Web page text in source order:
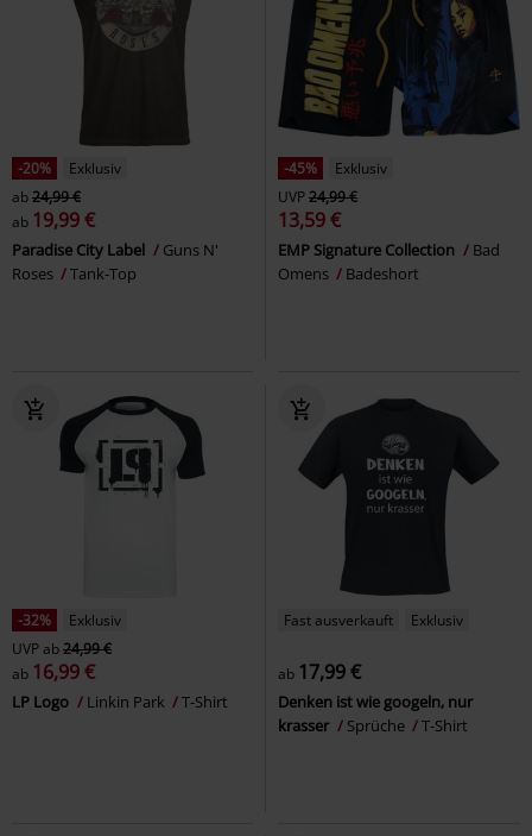
-20%
Exklusiv
ab24,99 €
ab 19,99 €
Paradise City Label
Guns N'
Roses
Tank-Top
-45%
Exklusiv
UVP24,99 €
13,59 €
EMP Signature Collection
Bad
Omens
Badeshort
-32%
Exklusiv
UVPab24,99 €
ab 16,99 €
LP Logo Linkin Park T-Shirt
Fast ausverkauft Exklusiv
ab 17,99 €
Denken ist wie googeln, nur
krasser
Sprüche T-Shirt